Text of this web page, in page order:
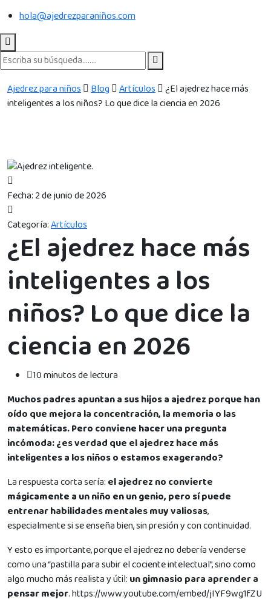
hola@ajedrezparaniños.com
Ajedrez para niños Blog Artículos
¿El ajedrez hace más
inteligentes a los niños? Lo que dice la ciencia en 2026
Fecha: 2 de junio de 2026
Categoría:Artículos
¿El ajedrez hace más
inteligentes a los
niños? Lo que dice la
ciencia en 2026
10 minutos de lectura
Muchos padres apuntan a sus hijos a ajedrez porque han
oído que mejora la concentración, la memoria o las
matemáticas. Pero conviene hacer una pregunta
incómoda: ¿es verdad que el ajedrez hace más
inteligentes a los niños o estamos exagerando?
La respuesta corta sería: el ajedrez no convierte
mágicamente a un niño en un genio, pero sí puede
entrenar habilidades mentales muy valiosas,
especialmente si se enseña bien, sin presión y con continuidad.
Y esto es importante, porque el ajedrez no debería venderse
como una “pastilla para subir el cociente intelectual”, sino como
algo mucho más realista y útil: un gimnasio para aprender a
pensar mejor. https://www.youtube.com/embed/jIYF9wg1fZU